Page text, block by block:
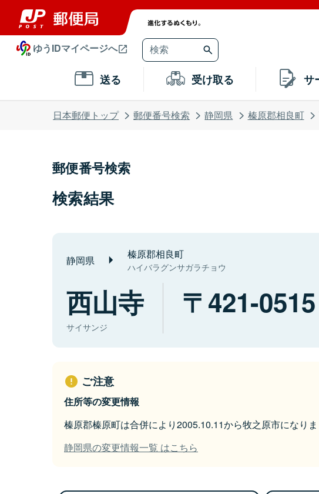
ゆうIDマイページへ
送る 受け取る サ
日本郵便トップ 郵便番号検索 静岡県 榛原郡相良町
郵便番号検索
検索結果
静岡県 榛原郡相良町
ハイバラグンサガラチョウ
西山寺
サイサンジ
421-0515
ご注意
住所等の変更情報
榛原郡榛原町は合併により2005.10.11から牧之原市になり
静岡県の変更情報一覧 はこちら